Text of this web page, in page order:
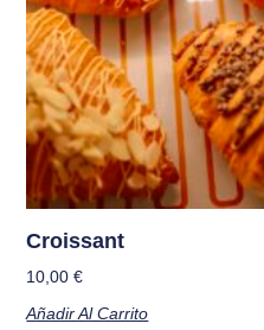
Croissant
10,00€
Añadir Al Carrito